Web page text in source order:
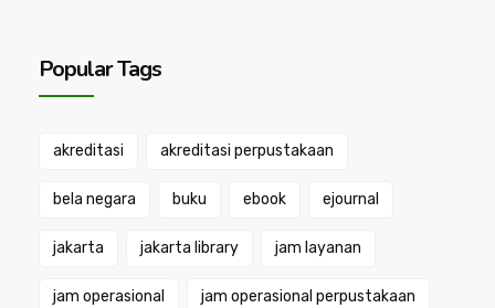
Popular Tags
akreditasi akreditasi perpustakaan
bela negara buku ebook ejournal
jakarta jakarta library jam layanan
jam operasional jam operasional perpustakaan